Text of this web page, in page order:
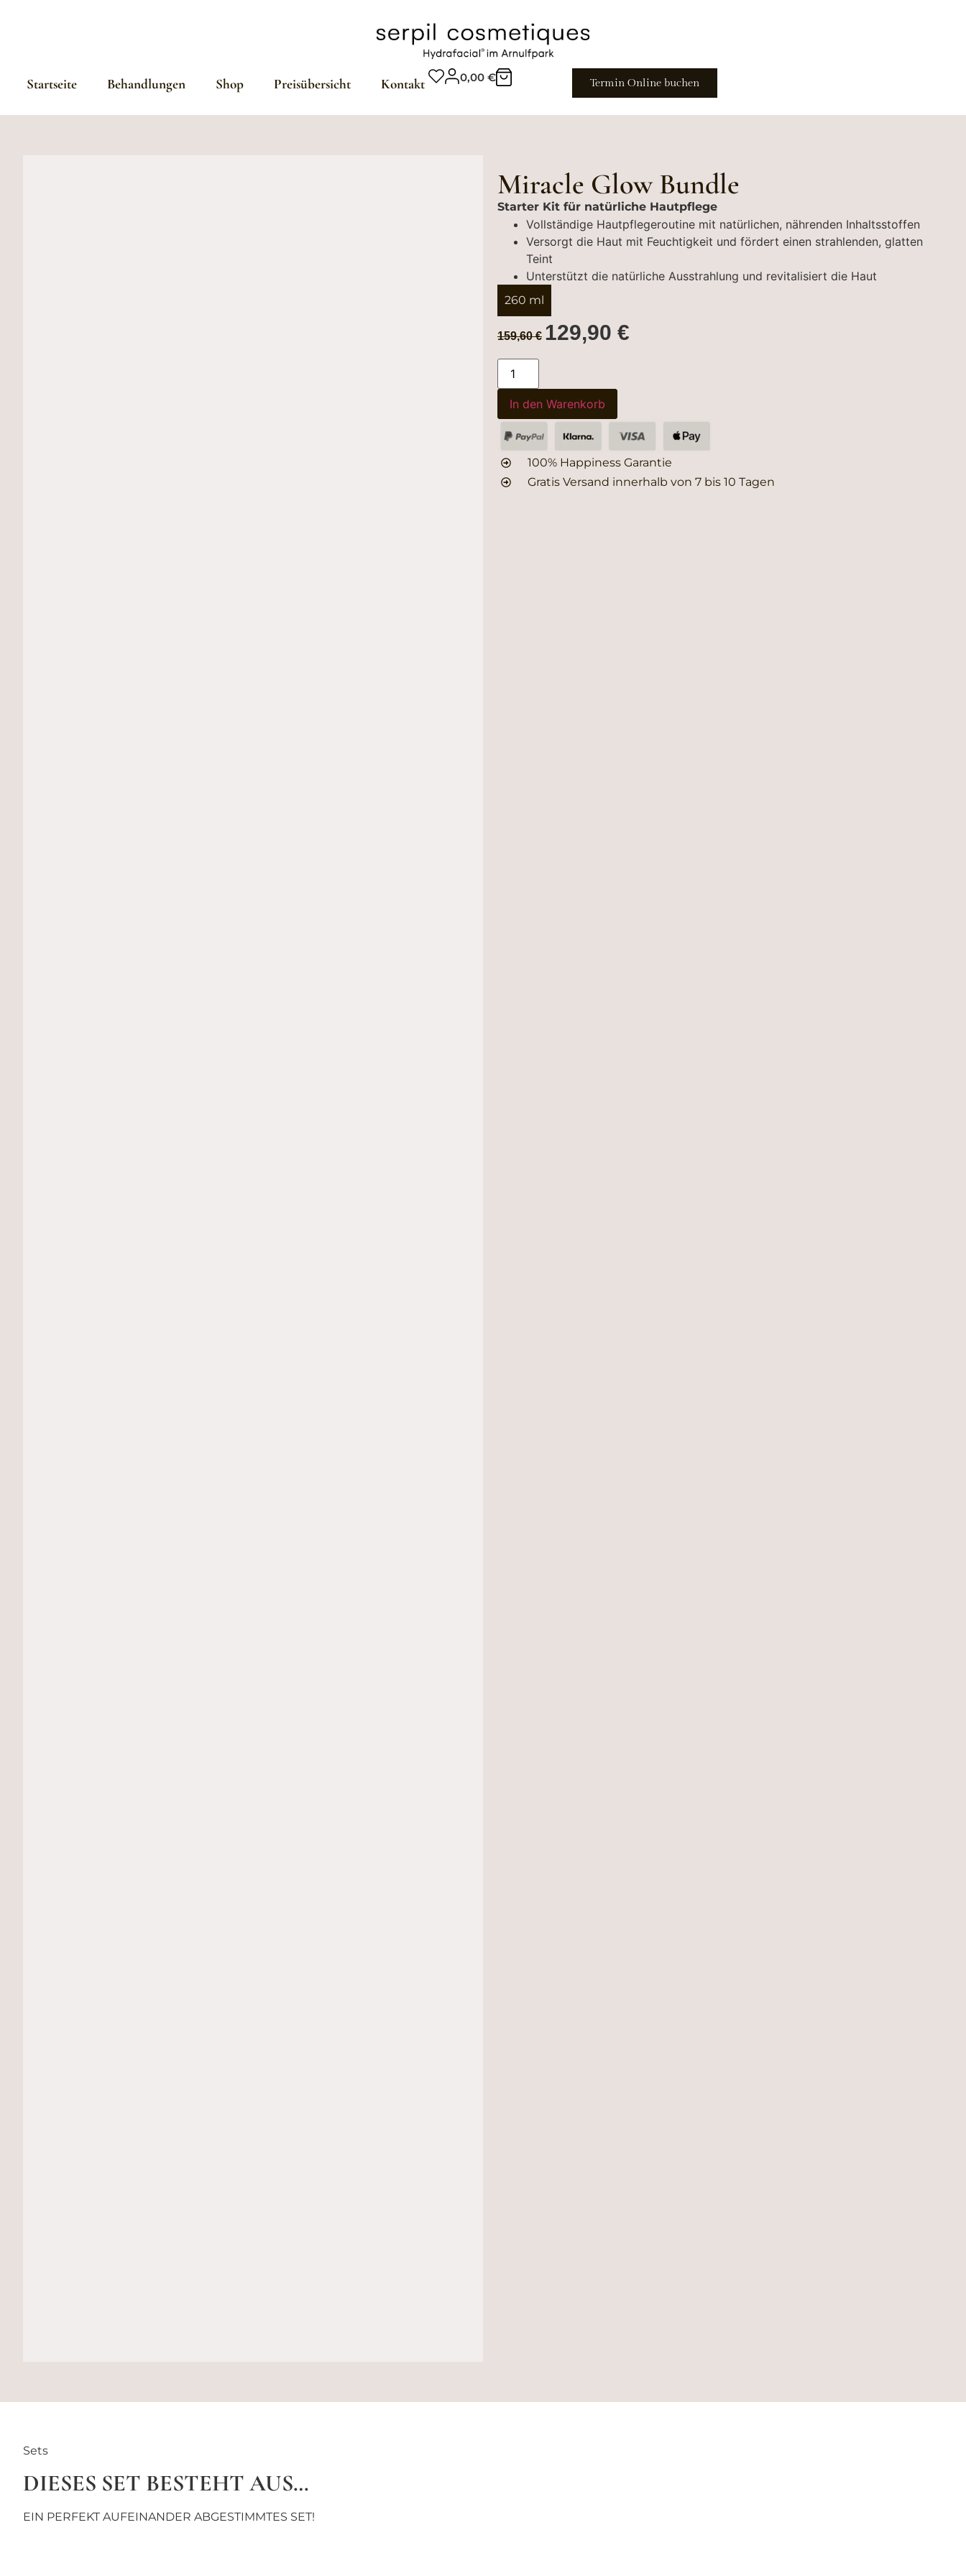
Startseite Behandlungen Shop Preisübersicht Kontakt 0,00 € Termin Online buchen
Miracle Glow Bundle
Starter Kit für natürliche Hautpflege
Vollständige Hautpflegeroutine mit natürlichen, nährenden Inhaltsstoffen
Versorgt die Haut mit Feuchtigkeit und fördert einen strahlenden, glatten
Teint
Unterstützt die natürliche Ausstrahlung und revitalisiert die Haut
260 ml
159,60€ 129,90 €
In den Warenkorb
100% Happiness Garantie
Gratis Versand innerhalb von 7 bis 10 Tagen
Sets
DIESES SET BESTEHT AUS…
EIN PERFEKT AUFEINANDER ABGESTIMMTES SET!